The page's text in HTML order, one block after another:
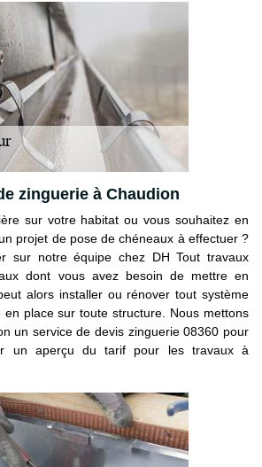
zinguerie à Chaudion
sur votre habitat ou vous souhaitez en
projet de pose de chéneaux à effectuer ?
sur notre équipe chez DH Tout travaux
dont vous avez besoin de mettre en
alors installer ou rénover tout système
place sur toute structure. Nous mettons
un service de devis zinguerie 08360 pour
un aperçu du tarif pour les travaux à